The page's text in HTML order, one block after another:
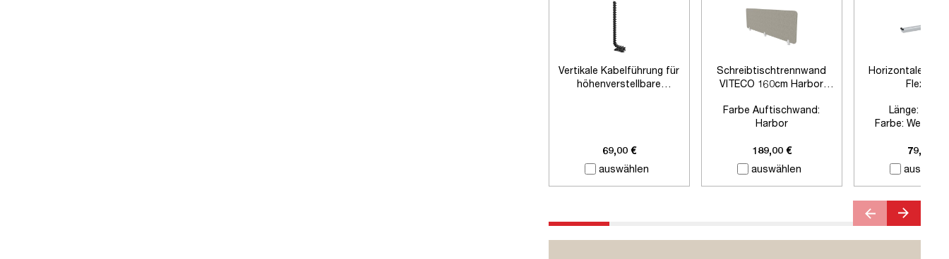
auswählen
Vertikale Kabelführung für
höhenverstellbare
69,00 €
auswählen
Schreibtischtrennwand
VITECO 160cm Harbor
Farbe Auftischwand:
Harbor
Länge:1600mm
189,00 €
Horizontaler
Flex-big
Länge:
Farbe:
79,00 €